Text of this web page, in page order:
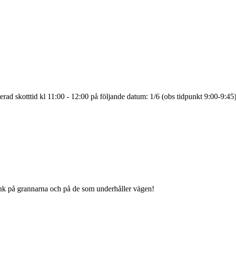
skotttid kl 11:00 - 12:00 på följande datum: 1/6 (obs tidpunkt 9:00-
på grannarna och på de som underhåller vägen!